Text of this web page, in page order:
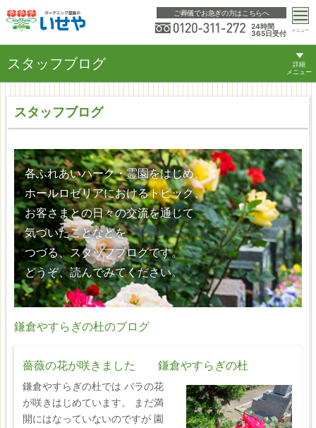
ご葬儀でお急ぎの方はこちらへ
24時間
365日受付
メニュー
スタッフブログ 詳細
メニュー
スタッフブログ
各ふれあいパーク・霊園をはじめ、
ホールロゼリアにおけるトピック、
お客さまとの日々の交流を通じて
気づいたことなどを
つづる、スタッフブログです。
どうぞ、読んでみてください。
鎌倉やすらぎの杜のブログ
薔薇の花が咲きました 鎌倉やすらぎの杜
鎌倉やすらぎの杜では バラの花
が咲きはじめています。 まだ満
開にはなっていないのですが 園